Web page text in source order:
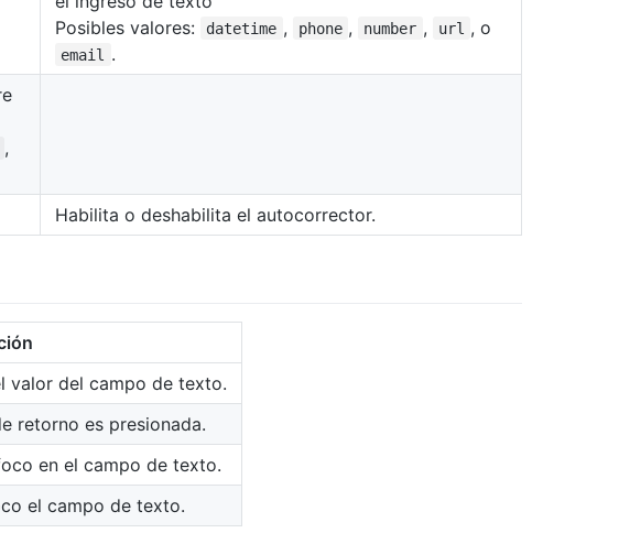
Posibles valores:
datetime , phone , number , url , o
email .
,
Habilita o deshabilita el autocorrector.
valor del campo de texto.
retorno es presionada.
en el campo de texto.
el campo de texto.